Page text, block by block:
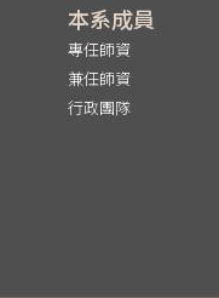
本系成員
專任師資
兼任師資
行政團隊